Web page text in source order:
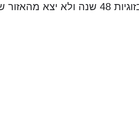
הכרתי את אשר בן 70, דתי מדימונה, אלמן שהיה בזוגיות